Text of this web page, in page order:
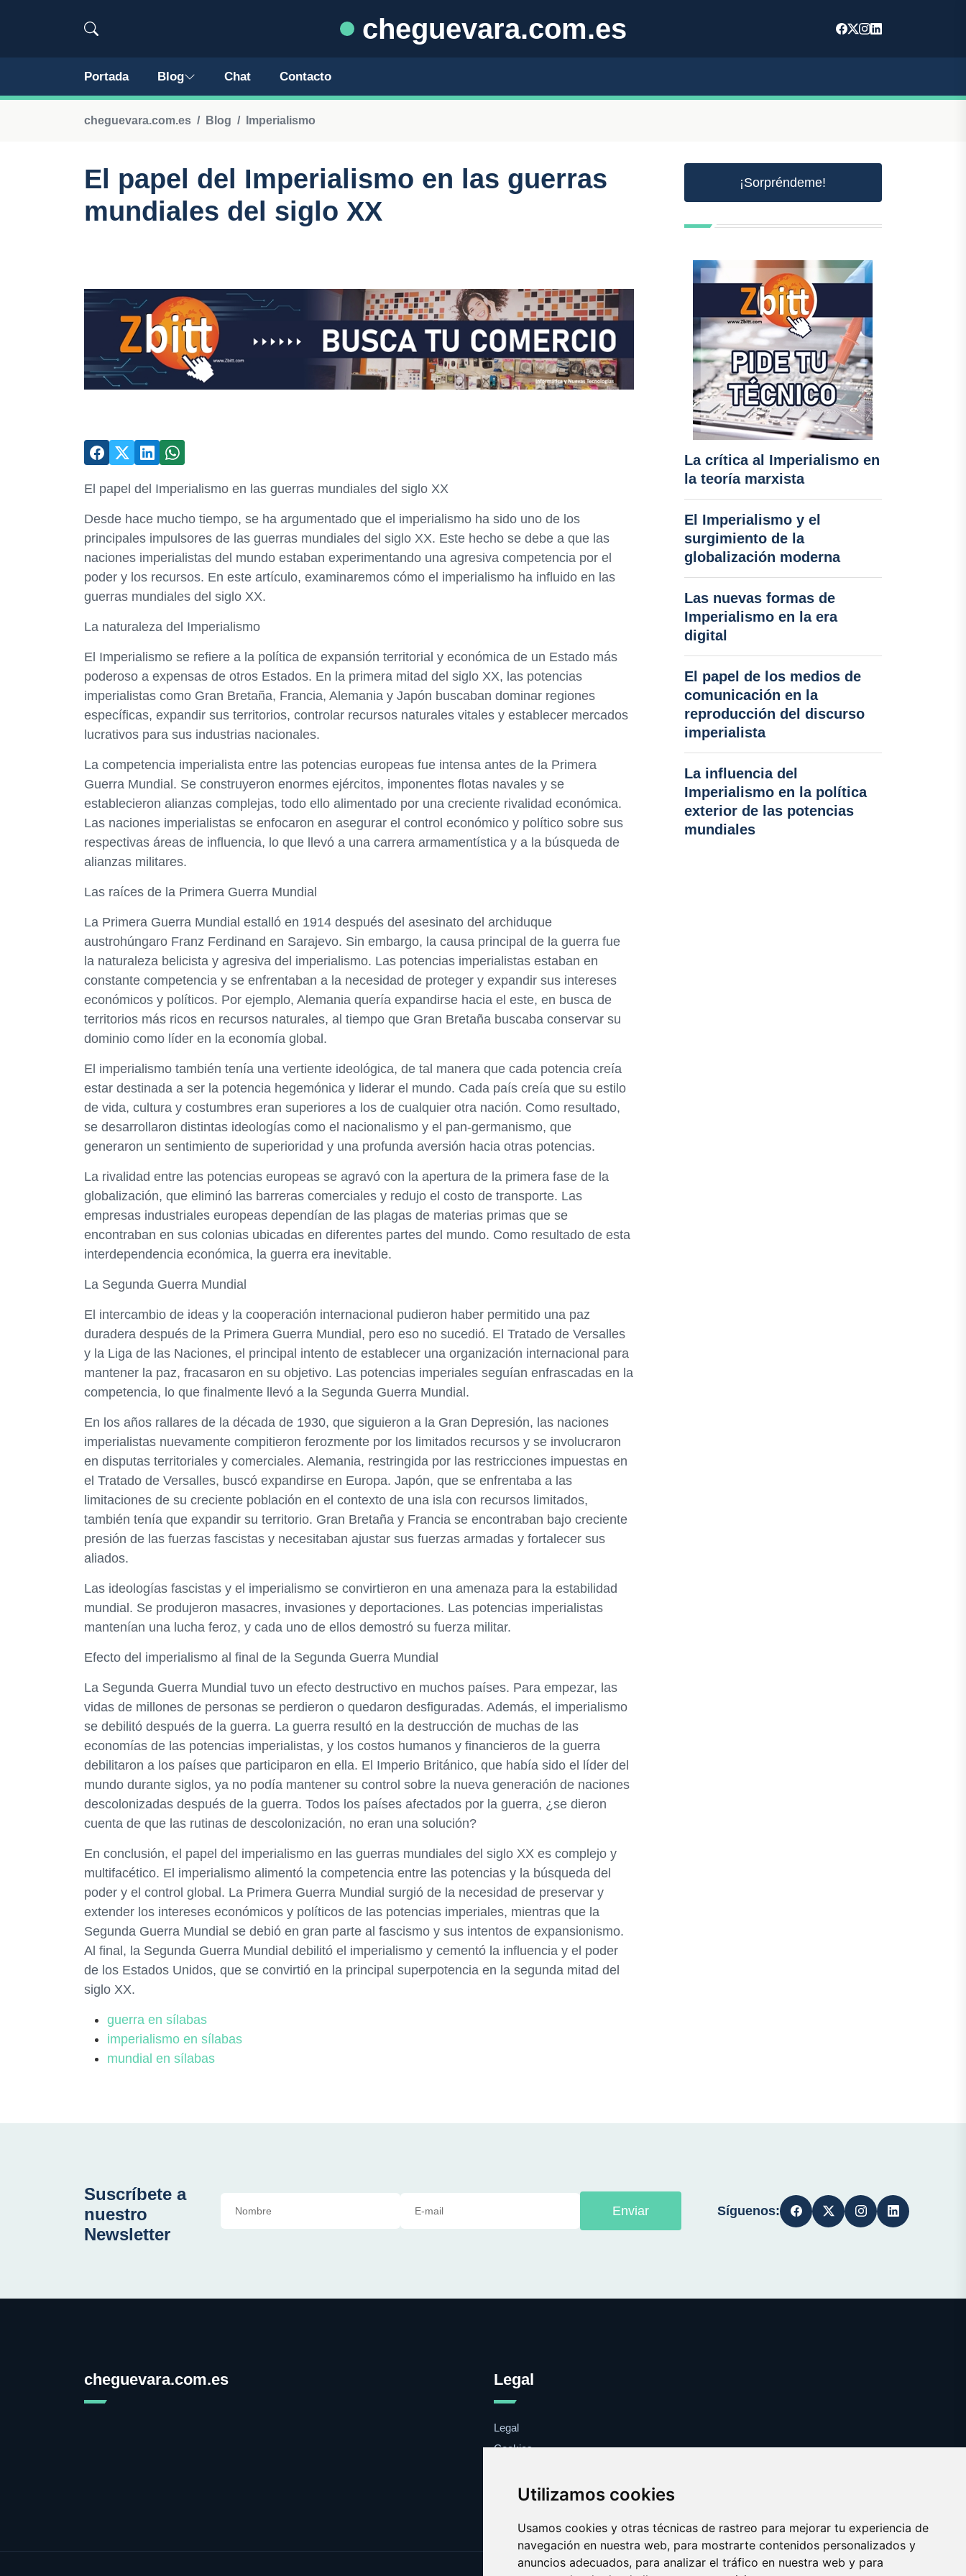
Utilizamos cookies
Usamos cookies y otras técnicas de rastreo para mejorar tu experiencia de
navegación en nuestra web, para mostrarte contenidos personalizados y
anuncios adecuados, para analizar el tráfico en nuestra web y para
cheguevara.com.es
Portada Blog Chat Contacto
cheguevara.com.es Blog Imperialismo
El papel del Imperialismo en las guerras
mundiales del siglo XX
El papel del Imperialismo en las guerras mundiales del siglo XX
Desde hace mucho tiempo, se ha argumentado que el imperialismo ha sido uno de los
principales impulsores de las guerras mundiales del siglo XX. Este hecho se debe a que las
naciones imperialistas del mundo estaban experimentando una agresiva competencia por el
poder y los recursos. En este artículo, examinaremos cómo el imperialismo ha influido en las
guerras mundiales del siglo XX.
La naturaleza del Imperialismo
El Imperialismo se refiere a la política de expansión territorial y económica de un Estado más
poderoso a expensas de otros Estados. En la primera mitad del siglo XX, las potencias
imperialistas como Gran Bretaña, Francia, Alemania y Japón buscaban dominar regiones
específicas, expandir sus territorios, controlar recursos naturales vitales y establecer mercados
lucrativos para sus industrias nacionales.
La competencia imperialista entre las potencias europeas fue intensa antes de la Primera
Guerra Mundial. Se construyeron enormes ejércitos, imponentes flotas navales y se
establecieron alianzas complejas, todo ello alimentado por una creciente rivalidad económica.
Las naciones imperialistas se enfocaron en asegurar el control económico y político sobre sus
respectivas áreas de influencia, lo que llevó a una carrera armamentística y a la búsqueda de
alianzas militares.
Las raíces de la Primera Guerra Mundial
La Primera Guerra Mundial estalló en 1914 después del asesinato del archiduque
austrohúngaro Franz Ferdinand en Sarajevo. Sin embargo, la causa principal de la guerra fue
la naturaleza belicista y agresiva del imperialismo. Las potencias imperialistas estaban en
constante competencia y se enfrentaban a la necesidad de proteger y expandir sus intereses
económicos y políticos. Por ejemplo, Alemania quería expandirse hacia el este, en busca de
territorios más ricos en recursos naturales, al tiempo que Gran Bretaña buscaba conservar su
dominio como líder en la economía global.
El imperialismo también tenía una vertiente ideológica, de tal manera que cada potencia creía
estar destinada a ser la potencia hegemónica y liderar el mundo. Cada país creía que su estilo
de vida, cultura y costumbres eran superiores a los de cualquier otra nación. Como resultado,
se desarrollaron distintas ideologías como el nacionalismo y el pan-germanismo, que
generaron un sentimiento de superioridad y una profunda aversión hacia otras potencias.
La rivalidad entre las potencias europeas se agravó con la apertura de la primera fase de la
globalización, que eliminó las barreras comerciales y redujo el costo de transporte. Las
empresas industriales europeas dependían de las plagas de materias primas que se
encontraban en sus colonias ubicadas en diferentes partes del mundo. Como resultado de esta
interdependencia económica, la guerra era inevitable.
La Segunda Guerra Mundial
El intercambio de ideas y la cooperación internacional pudieron haber permitido una paz
duradera después de la Primera Guerra Mundial, pero eso no sucedió. El Tratado de Versalles
y la Liga de las Naciones, el principal intento de establecer una organización internacional para
mantener la paz, fracasaron en su objetivo. Las potencias imperiales seguían enfrascadas en la
competencia, lo que finalmente llevó a la Segunda Guerra Mundial.
En los años rallares de la década de 1930, que siguieron a la Gran Depresión, las naciones
imperialistas nuevamente compitieron ferozmente por los limitados recursos y se involucraron
en disputas territoriales y comerciales. Alemania, restringida por las restricciones impuestas en
el Tratado de Versalles, buscó expandirse en Europa. Japón, que se enfrentaba a las
limitaciones de su creciente población en el contexto de una isla con recursos limitados,
también tenía que expandir su territorio. Gran Bretaña y Francia se encontraban bajo creciente
presión de las fuerzas fascistas y necesitaban ajustar sus fuerzas armadas y fortalecer sus
aliados.
Las ideologías fascistas y el imperialismo se convirtieron en una amenaza para la estabilidad
mundial. Se produjeron masacres, invasiones y deportaciones. Las potencias imperialistas
mantenían una lucha feroz, y cada uno de ellos demostró su fuerza militar.
Efecto del imperialismo al final de la Segunda Guerra Mundial
La Segunda Guerra Mundial tuvo un efecto destructivo en muchos países. Para empezar, las
vidas de millones de personas se perdieron o quedaron desfiguradas. Además, el imperialismo
se debilitó después de la guerra. La guerra resultó en la destrucción de muchas de las
economías de las potencias imperialistas, y los costos humanos y financieros de la guerra
debilitaron a los países que participaron en ella. El Imperio Británico, que había sido el líder del
mundo durante siglos, ya no podía mantener su control sobre la nueva generación de naciones
descolonizadas después de la guerra. Todos los países afectados por la guerra, ¿se dieron
cuenta de que las rutinas de descolonización, no eran una solución?
En conclusión, el papel del imperialismo en las guerras mundiales del siglo XX es complejo y
multifacético. El imperialismo alimentó la competencia entre las potencias y la búsqueda del
poder y el control global. La Primera Guerra Mundial surgió de la necesidad de preservar y
extender los intereses económicos y políticos de las potencias imperiales, mientras que la
Segunda Guerra Mundial se debió en gran parte al fascismo y sus intentos de expansionismo.
Al final, la Segunda Guerra Mundial debilitó el imperialismo y cementó la influencia y el poder
de los Estados Unidos, que se convirtió en la principal superpotencia en la segunda mitad del
siglo XX.
guerra en sílabas
imperialismo en sílabas
mundial en sílabas
¡Sorpréndeme!
La crítica al Imperialismo en
la teoría marxista
El Imperialismo y el
surgimiento de la
globalización moderna
Las nuevas formas de
Imperialismo en la era
digital
El papel de los medios de
comunicación en la
reproducción del discurso
imperialista
La influencia del
Imperialismo en la política
exterior de las potencias
mundiales
Suscríbete a
nuestro
Newsletter
Enviar Síguenos:
cheguevara.com.es Legal
Legal
Cookies